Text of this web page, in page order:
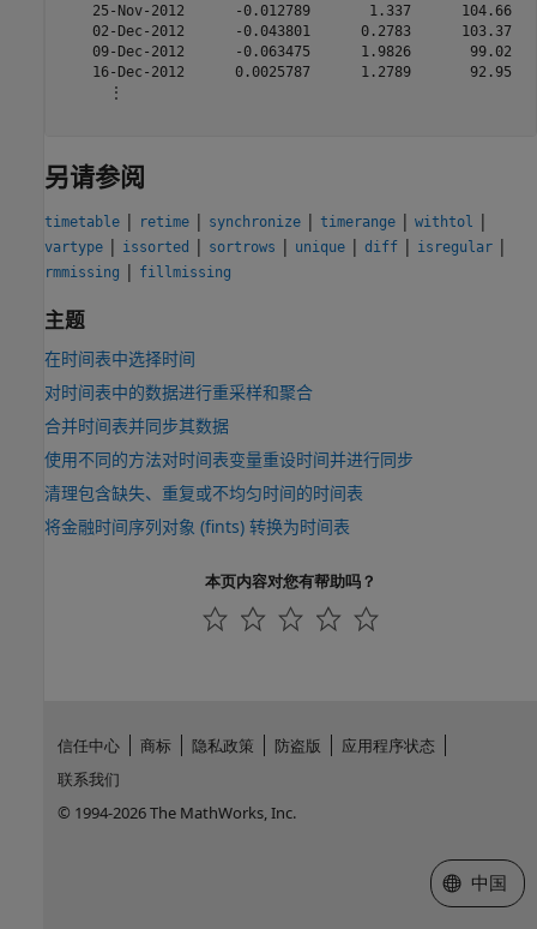
25-Nov-2012      -0.012789       1.337      104.66
02-Dec-2012      -0.043801      0.2783      103.37
09-Dec-2012      -0.063475      1.9826       99.02
16-Dec-2012      0.0025787      1.2789       92.95
      ⋮
另请参阅
timetable | retime | synchronize | timerange | withtol |
vartype | issorted | sortrows | unique | diff | isregular |
rmmissing | fillmissing
主题
在时间表中选择时间
对时间表中的数据进行重采样和聚合
合并时间表并同步其数据
使用不同的方法对时间表变量重设时间并进行同步
清理包含缺失、重复或不均匀时间的时间表
将金融时间序列对象 (fints) 转换为时间表
本页内容对您有帮助吗？
信任中心 商标 隐私政策 防盗版
应用程序状态
联系我们
© 1994-2026 The MathWorks, Inc.
选择网站
中国